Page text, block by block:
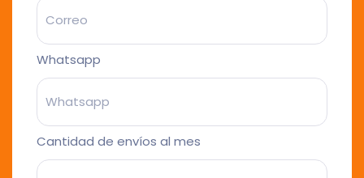
Whatsapp
Cantidad de envíos al mes